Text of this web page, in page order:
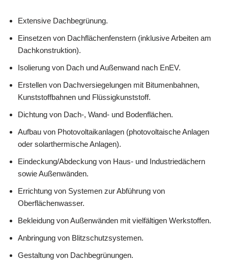
Extensive Dachbegrünung.
Einsetzen von Dachflächenfenstern (inklusive Arbeiten am
Dachkonstruktion).
Isolierung von Dach und Außenwand nach EnEV.
Erstellen von Dachversiegelungen mit Bitumenbahnen,
Kunststoffbahnen und Flüssigkunststoff.
Dichtung von Dach-, Wand- und Bodenflächen.
Aufbau von Photovoltaikanlagen (photovoltaische Anlagen
oder solarthermische Anlagen).
Eindeckung/Abdeckung von Haus- und Industriedächern
sowie Außenwänden.
Errichtung von Systemen zur Abführung von
Oberflächenwasser.
Bekleidung von Außenwänden mit vielfältigen Werkstoffen.
Anbringung von Blitzschutzsystemen.
Gestaltung von Dachbegrünungen.